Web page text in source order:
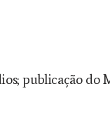
publicação